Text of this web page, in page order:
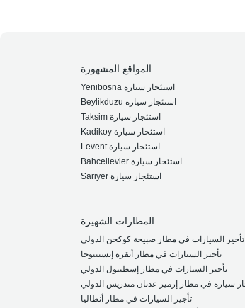
المواقع المشهورة
Yenibosna استئجار سيارة
Beylikduzu استئجار سيارة
Taksim استئجار سيارة
Kadikoy استئجار سيارة
Levent استئجار سيارة
Bahcelievler استئجار سيارة
Sariyer استئجار سيارة
المطارات الشهيرة
تأجير السيارات في مطار صبيحة كوكجن الدولي
تأجير السيارات في مطار أنقرة إيسينبوجا
تأجير السيارات في مطار إسطنبول الدولي
تأجير السيارات في مطار أنطاليا